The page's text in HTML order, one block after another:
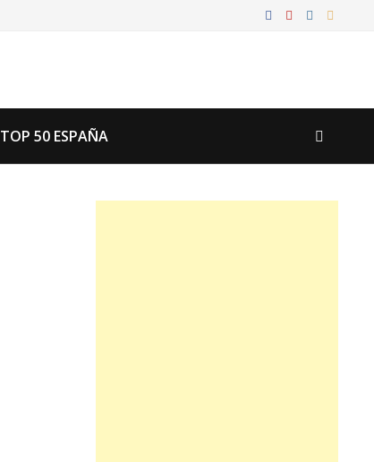
TOP 50 ESPAÑA